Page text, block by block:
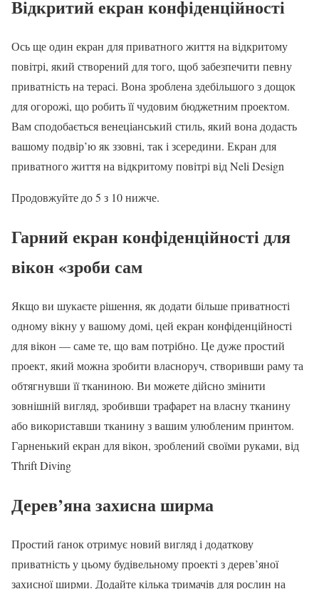
Відкритий екран конфіденційності
Ось ще один екран для приватного життя на відкритому
повітрі, який створений для того, щоб забезпечити певну
приватність на терасі. Вона зроблена здебільшого з дощок
для огорожі, що робить її чудовим бюджетним проектом.
Вам сподобається венеціанський стиль, який вона додасть
вашому подвір’ю як ззовні, так і зсередини. Екран для
приватного життя на відкритому повітрі від Neli Design
Продовжуйте до 5 з 10 нижче.
Гарний екран конфіденційності для
вікон «зроби сам
Якщо ви шукаєте рішення, як додати більше приватності
одному вікну у вашому домі, цей екран конфіденційності
для вікон — саме те, що вам потрібно. Це дуже простий
проект, який можна зробити власноруч, створивши раму та
обтягнувши її тканиною. Ви можете дійсно змінити
зовнішній вигляд, зробивши трафарет на власну тканину
або використавши тканину з вашим улюбленим принтом.
Гарненький екран для вікон, зроблений своїми руками, від
Thrift Diving
Дерев’яна захисна ширма
Простий ґанок отримує новий вигляд і додаткову
приватність у цьому будівельному проекті з дерев’яної
захисної ширми. Додайте кілька тримачів для рослин на